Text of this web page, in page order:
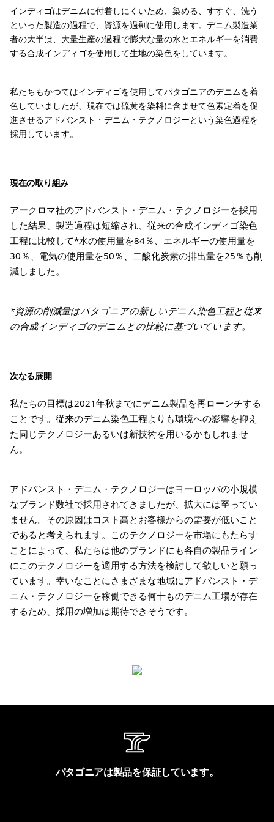
インディゴはデニムに付着しにくいため、染める、すすぐ、洗う
といった製造の過程で、資源を過剰に使用します。デニム製造業
者の大半は、大量生産の過程で膨大な量の水とエネルギーを消費
する合成インディゴを使用して生地の染色をしています。
私たちもかつてはインディゴを使用してパタゴニアのデニムを着
色していましたが、現在では硫黄を染料に含ませて色素定着を促
進させるアドバンスト・デニム・テクノロジーという染色過程を
採用しています。
現在の取り組み
アークロマ社のアドバンスト・デニム・テクノロジーを採用
した結果、製造過程は短縮され、従来の合成インディゴ染色
工程に比較して*水の使用量を84％、エネルギーの使用量を
30％、電気の使用量を50％、二酸化炭素の排出量を25％も削
減しました。
*資源の削減量はパタゴニアの新しいデニム染色工程と従来
の合成インディゴのデニムとの比較に基づいています。
次なる展開
私たちの目標は2021年秋までにデニム製品を再ローンチする
ことです。従来のデニム染色工程よりも環境への影響を抑え
た同じテクノロジーあるいは新技術を用いるかもしれませ
ん。
アドバンスト・デニム・テクノロジーはヨーロッパの小規模
なブランド数社で採用されてきましたが、拡大には至ってい
ません。その原因はコスト高とお客様からの需要が低いこと
であると考えられます。このテクノロジーを市場にもたらす
ことによって、私たちは他のブランドにも各自の製品ライン
にこのテクノロジーを適用する方法を検討して欲しいと願っ
ています。幸いなことにさまざまな地域にアドバンスト・デ
ニム・テクノロジーを稼働できる何十ものデニム工場が存在
するため、採用の増加は期待できそうです。
パタゴニアは製品を保証しています。